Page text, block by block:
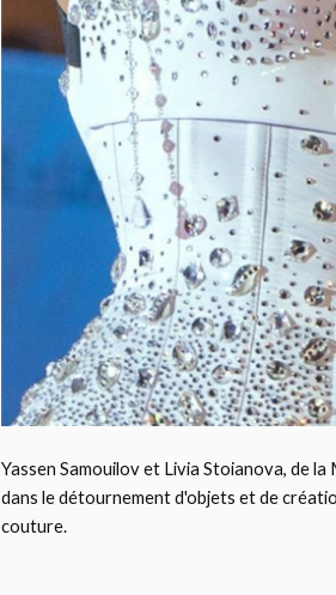
Yassen Samouilov et Livia Stoianova, de la
dans le détournement d'objets et de
couture.